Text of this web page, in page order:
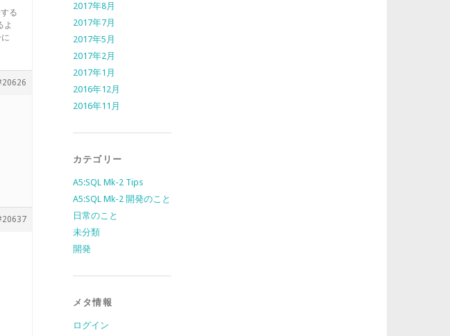
る
よ
2017年8月
2017年7月
2017年5月
2017年2月
2017年1月
2016年12月
2016年11月
カテゴリー
A5:SQL Mk-2 Tips
A5:SQL Mk-2 開発のこと
日常のこと
未分類
開発
メタ情報
ログイン